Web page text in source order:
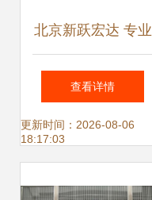
北京新跃宏达 专业
卷帘门窗厂热卖促
销，优质金属门窗
查看详情
更新时间：2026-08-06
18:17:03